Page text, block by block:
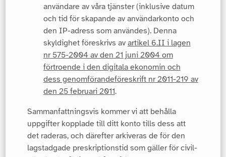
användare av våra tjänster (inklusive datum
och tid för skapande av användarkonto och
den IP-adress som användes). Denna
skyldighet föreskrivs av artikel 6.II i lagen
nr 575-2004 av den 21 juni 2004 om
förtroende i den digitala ekonomin och
dess genomförandeföreskrift nr 2011-219 av
den 25 februari 2011.
Sammanfattningsvis kommer vi att behålla
uppgifter kopplade till ditt konto tills dess att
det raderas, och därefter arkiveras de för den
lagstadgade preskriptionstid som gäller för civil-